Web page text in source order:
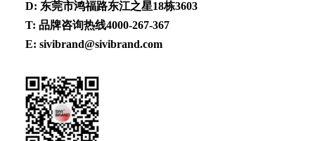
D: 东莞市鸿福路东江之星18栋3603
T: 品牌咨询热线4000-267-367
E: sivibrand@sivibrand.com